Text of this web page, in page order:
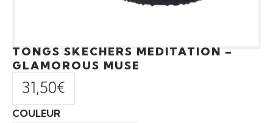
TONGS SKECHERS MEDITATION –
GLAMOROUS MUSE
31,50€
COULEUR